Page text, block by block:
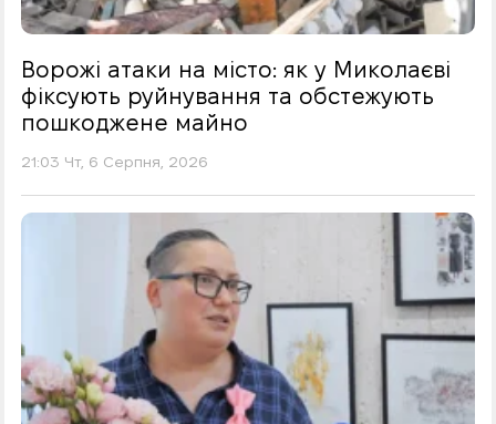
Ворожі атаки на місто: як у Миколаєві
фіксують руйнування та обстежують
пошкоджене майно
21:03 Чт, 6 Серпня, 2026